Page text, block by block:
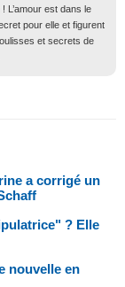
L’amour est dans le
pour elle et figurent
et secrets de
a corrigé un
? Elle
nouvelle en